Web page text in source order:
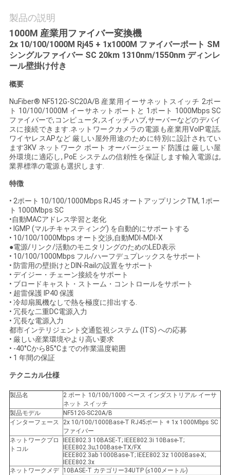
に
連
絡
し
な
さ
い
ニ
ュ
ー
ス
引
用
を
要
求
し
な
さ
い
地
製品の説明
1000M 産業用ファイバー変換機
2x 10/100/1000M Rj45 + 1x1000M ファイバーポート SM
シングルファイバー SC 20km 1310nm/1550nm ディンレ
ール壁掛け付き
概要
NuFiber® NF512G-SC20A/B 産業用イーサネットスイッチ 2ポー
ト 10/100/1000M イーサネットポートと 1ポート 1000Mbps SC
ファイバーで,コンピュータ,スイッチ,ハブ,サーバーなどのデバイ
スに接続できます.ネットワークカメラの電源も産業用VoIP電話,
ワイヤレスAPなど 厳しい屋外用途のために特別に設計されてい
ます3KV ネットワーク ポート オーバージェード 防護は 厳しい屋
外環境に適応し, PoE システムの信頼性を保証します輸入電源は,
業界標準の電源も選択します.
特徴
• 2ポート 10/100/1000Mbps RJ45 オートアップリンクTM, 1ポー
ト 1000Mbps SC
•自動MACアドレス学習と老化
• IGMP (マルチキャスティング) を自動的にサポートする
• 10/100/1000Mbps オート交渉,自動MDI-MDI-X
●電源/リンク/活動のモニタリングのためのLED表示
• 10/100/1000Mbps フル/ハーフデュプレックスをサポート
• 防雷用の壁掛けとDIN-Railの設置をサポート
• デイジー・チェーン接続をサポート
• ブロードキャスト・ストーム・コントロールをサポート
• 超雷保護 IP40 保護
• 冷却扇風機なしで熱を極度に排出する.
• 冗長な二重DC電源入力
• 冗長な電源入力
都市インテリジェント交通監視システム (ITS) への応募
• 厳しい産業環境やより高い要求
• -40°Cから85°Cまでの作業温度範囲
• 1 年間の保証
テクニカル仕様
製品名
2 ポート 10/100/1000 ベース インダストリアル イーサ
ネット スイッチ
製品モデル
NF512G-SC20A/B
インターフェース
2x 10/100/1000Base-T RJ45ポート + 1x 1000Mbps SC
ファイバー
ネットワークプロ
トコル
IEEE802.3 10BASE-T; IEEE802.3i 10Base-T;
IEEE802.3u;100Base-TX/FX
IEEE802.3ab 1000Base-T; IEEE802.3z 1000Base-X;
IEEE802.3x
ネットワークメデ
10BASE-T カテゴリー34UTP (≤100メートル)